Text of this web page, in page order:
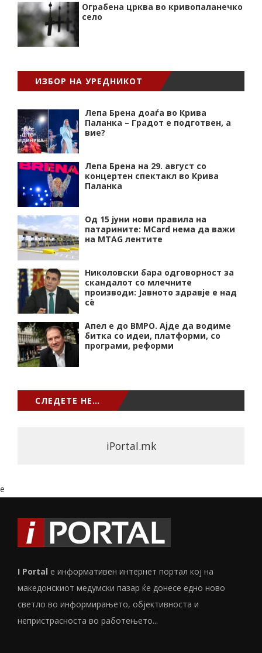
Ограбена црква во кривопаланечко
село
ИЗБОР НА УРЕДНИКОТ
Лепа Брена доаѓа во Крива
Паланка – Градот е подготвен, а
вие?
Лепа Брена на 29. август со
концертен спектакл во Крива
Паланка
Од 15 јуни нови правила на
патарините: MCard нема да важи
на MTAG лентите
Николовски бара одговорност за
скандалот со млечните
производи: Јавното здравје е над
сѐ
Апел е до ВМРО. Ајде да водиме
битка со идеи, платформи, со
програми, реформи
СЛЕДЕТЕ НЕ…
iPortal.mk
e
I Portal е информативен интернет портал кој на
македонскиот медумски пазар ќе донесе едно ново
светло во информирањето, објективноста и
непристрасноста во работењето...